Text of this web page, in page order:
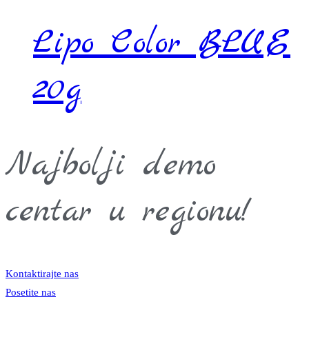
Lipo Color BLUE
20g
Najbolji demo
centar u regionu!
Kontaktirajte nas
Posetite nas